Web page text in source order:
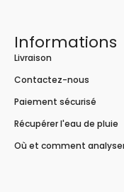
Informations
Livraison
Contactez-nous
Paiement sécurisé
Récupérer l'eau de pluie
Où et comment